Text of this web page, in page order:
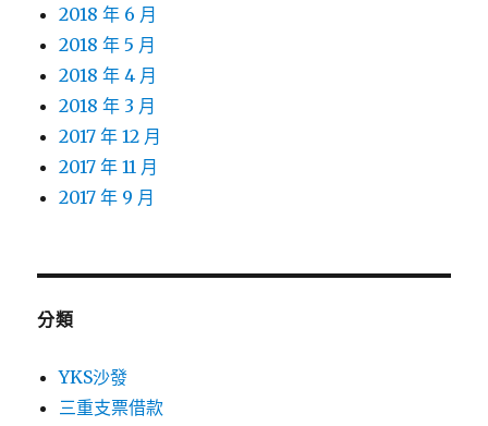
2018 年 6 月
2018 年 5 月
2018 年 4 月
2018 年 3 月
2017 年 12 月
2017 年 11 月
2017 年 9 月
分類
YKS沙發
三重支票借款